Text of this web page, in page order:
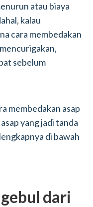
atau biaya
kalau
cara membedakan
sebelum
membedakan asap
yang jadi tanda
di bawah
dari